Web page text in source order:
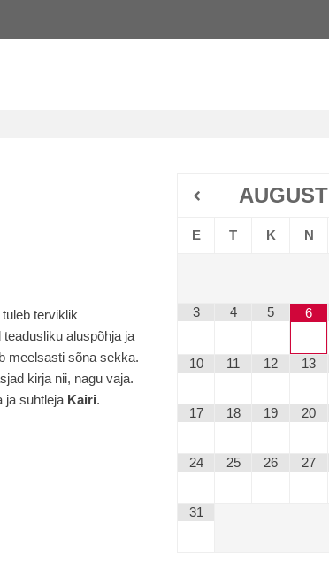
terviklik
aluspõhja ja
meelsasti sõna sekka.
kirja nii, nagu vaja.
ja suhtleja Kairi.
AUGUST
E T K N
3 4 5 6
10 11 12 13
17 18 19 20
24 25 26 27
31